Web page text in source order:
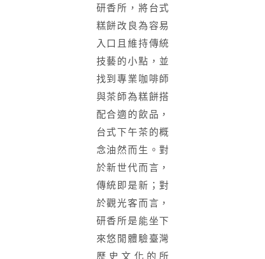
研香所，將台式
糕餅改良為容易
入口且維持傳統
技藝的小點，並
找到專業咖啡師
與茶師為糕餅搭
配合適的飲品，
台式下午茶的概
念油然而生。對
於新世代而言，
傳統即是新；對
於觀光客而言，
研香所是能坐下
來悠閒體驗臺灣
歷史文化的所